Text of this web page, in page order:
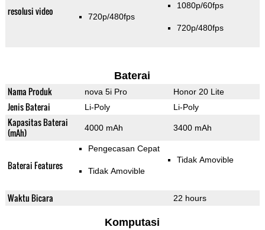
resolusi video 720p/480fps
1080p/60fps
720p/480fps
Baterai
Nama Produk nova 5i Pro Honor 20 Lite
Jenis Baterai Li-Poly Li-Poly
Kapasitas Baterai
(mAh)
4000 mAh 3400 mAh
Baterai Features
Pengecasan Cepat
Tidak Amovible
Tidak Amovible
Waktu Bicara 22 hours
Komputasi